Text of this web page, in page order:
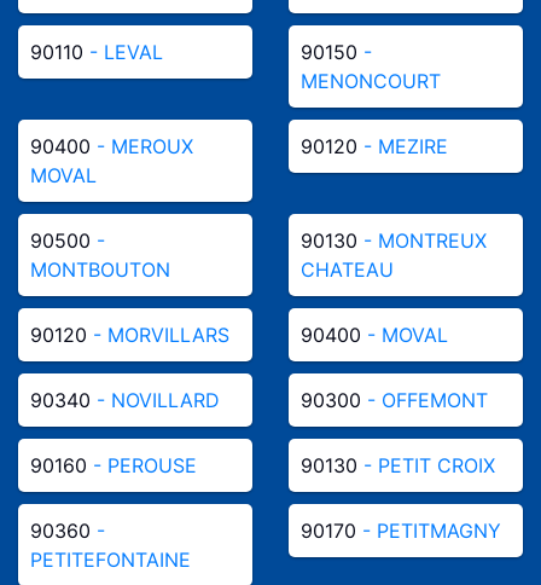
90110 - LEVAL 90150 -
MENONCOURT
90400 - MEROUX
MOVAL
90120 - MEZIRE
90500 -
MONTBOUTON
90130 - MONTREUX
CHATEAU
90120 - MORVILLARS 90400 - MOVAL
90340 - NOVILLARD 90300 - OFFEMONT
90160 - PEROUSE 90130 - PETIT CROIX
90360 -
PETITEFONTAINE
90170 - PETITMAGNY